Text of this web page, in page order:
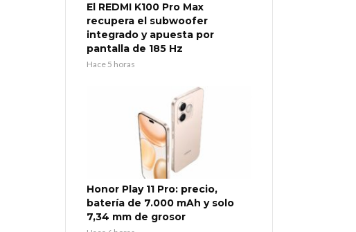
El REDMI K100 Pro Max
recupera el subwoofer
integrado y apuesta por
pantalla de 185 Hz
Hace 5 horas
Honor Play 11 Pro: precio,
batería de 7.000 mAh y solo
7,34 mm de grosor